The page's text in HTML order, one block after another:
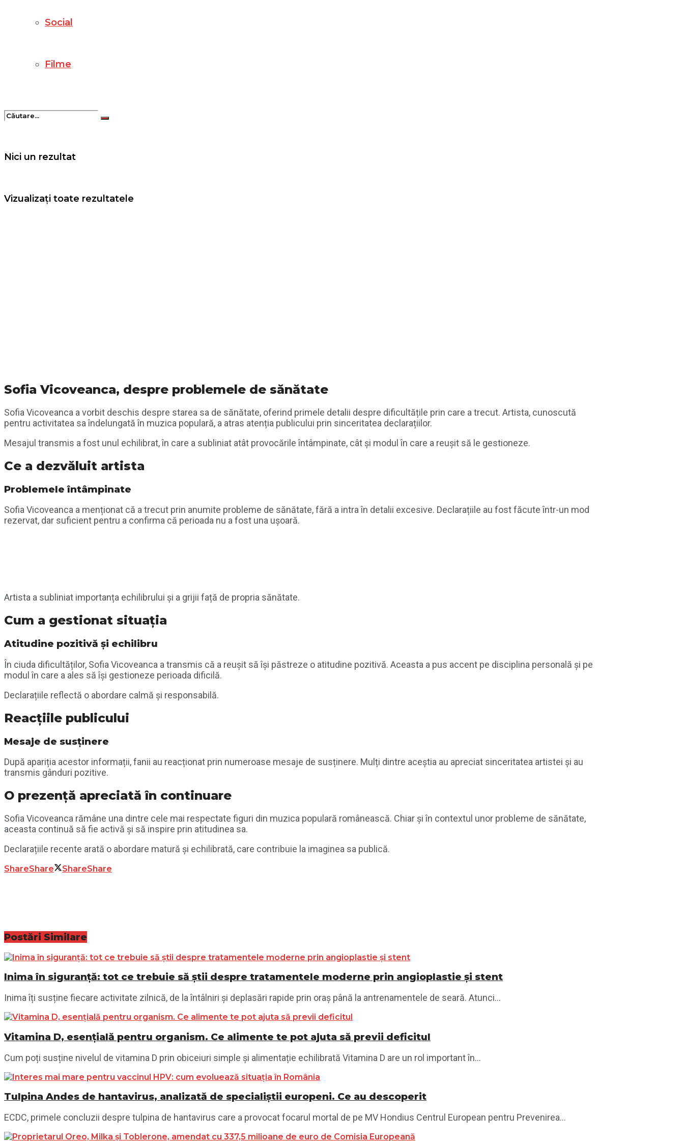
Social
Filme
Nici un rezultat
Vizualizați toate rezultatele
Sofia Vicoveanca, despre problemele de sănătate
Sofia Vicoveanca a vorbit deschis despre starea sa de sănătate, oferind primele detalii despre dificultățile prin care a trecut. Artista, cunoscută
pentru activitatea sa îndelungată în muzica populară, a atras atenția publicului prin sinceritatea declarațiilor.
Mesajul transmis a fost unul echilibrat, în care a subliniat atât provocările întâmpinate, cât și modul în care a reușit să le gestioneze.
Ce a dezvăluit artista
Problemele întâmpinate
Sofia Vicoveanca a menționat că a trecut prin anumite probleme de sănătate, fără a intra în detalii excesive. Declarațiile au fost făcute într-un mod
rezervat, dar suficient pentru a confirma că perioada nu a fost una ușoară.
Artista a subliniat importanța echilibrului și a grijii față de propria sănătate.
Cum a gestionat situația
Atitudine pozitivă și echilibru
În ciuda dificultăților, Sofia Vicoveanca a transmis că a reușit să își păstreze o atitudine pozitivă. Aceasta a pus accent pe disciplina personală și pe
modul în care a ales să își gestioneze perioada dificilă.
Declarațiile reflectă o abordare calmă și responsabilă.
Reacțiile publicului
Mesaje de susținere
După apariția acestor informații, fanii au reacționat prin numeroase mesaje de susținere. Mulți dintre aceștia au apreciat sinceritatea artistei și au
transmis gânduri pozitive.
O prezență apreciată în continuare
Sofia Vicoveanca rămâne una dintre cele mai respectate figuri din muzica populară românească. Chiar și în contextul unor probleme de sănătate,
aceasta continuă să fie activă și să inspire prin atitudinea sa.
Declarațiile recente arată o abordare matură și echilibrată, care contribuie la imaginea sa publică.
ShareShare ShareShare
Postări Similare
Inima în siguranță: tot ce trebuie să știi despre tratamentele moderne prin angioplastie și stent
Inima îți susține fiecare activitate zilnică, de la întâlniri și deplasări rapide prin oraș până la antrenamentele de seară. Atunci...
Vitamina D, esențială pentru organism. Ce alimente te pot ajuta să previi deficitul
Cum poți susține nivelul de vitamina D prin obiceiuri simple și alimentație echilibrată Vitamina D are un rol important în...
Tulpina Andes de hantavirus, analizată de specialiștii europeni. Ce au descoperit
ECDC, primele concluzii despre tulpina de hantavirus care a provocat focarul mortal de pe MV Hondius Centrul European pentru Prevenirea...